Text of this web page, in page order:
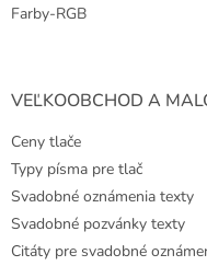
Farby-RGB
VEĽKOOBCHOD A
Ceny tlače
Typy písma pre tlač
Svadobné oznámenia texty
Svadobné pozvánky texty
Citáty pre svadobné